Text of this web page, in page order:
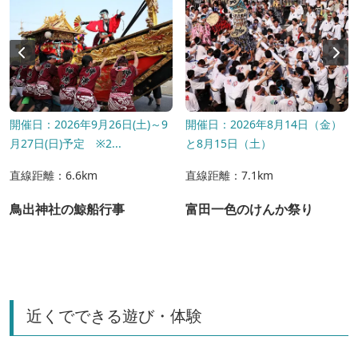
開催日：2026年9月26日(土)～9
月27日(日)予定 ※2...
直線距離：6.6km
鳥出神社の鯨船行事
開催日：2026年8月14日（金）
と8月15日（土）
直線距離：7.1km
富田一色のけんか祭り
近くでできる遊び・体験